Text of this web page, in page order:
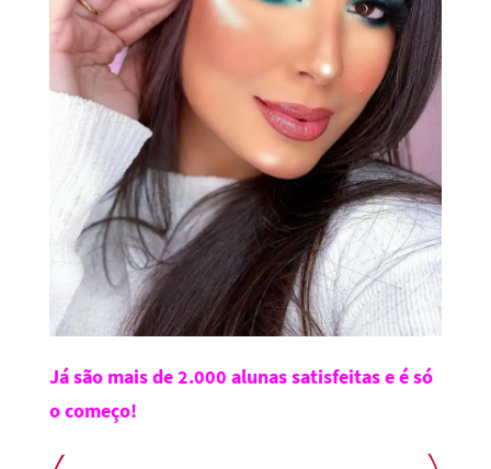
Já são mais de 2.000 alunas satisfeitas e é só
o começo!